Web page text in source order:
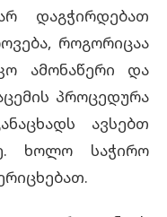
დაგჭირდებათ
როგორიცაა
ამონაწერი და
პროცედურა
ავსებთ
ხოლო საჭირო